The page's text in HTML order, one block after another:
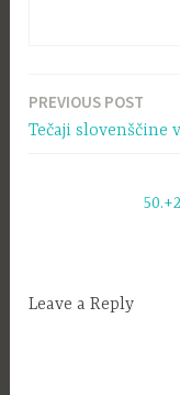
Navigacija
prispevka
PREVIOUS POST
Tečaji slovenščine
Leave a Reply